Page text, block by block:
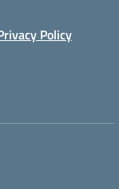
Policy